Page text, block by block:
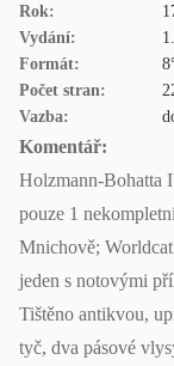
Rok:
Vydání:
1.
Formát:
Počet stran:
Vazba:
Komentář:
Holzmann-Bohatta
pouze 1
Mnichově;
jeden s notovými
Tištěno antikvou,
tyč, dva pásové